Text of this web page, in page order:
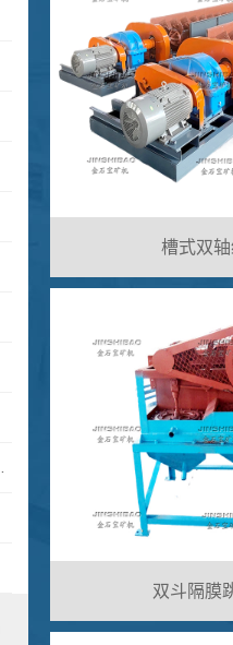
槽式双
双斗隔膜